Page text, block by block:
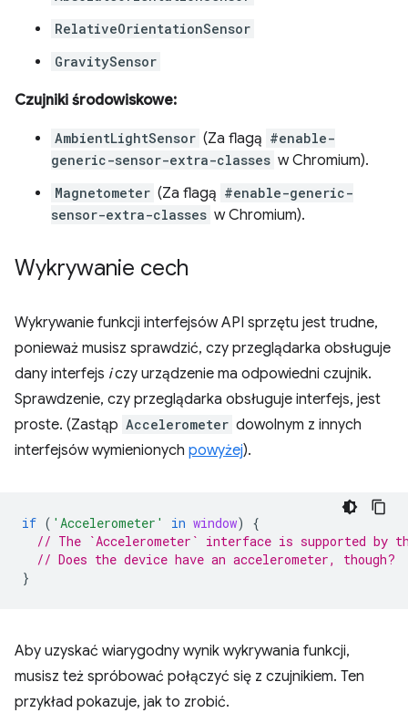
RelativeOrientationSensor
GravitySensor
Czujniki środowiskowe:
AmbientLightSensor (Za flagą #enable-
generic-sensor-extra-classes w Chromium).
Magnetometer (Za flagą #enable-generic-
sensor-extra-classes w Chromium).
Wykrywanie cech
Wykrywanie funkcji interfejsów API sprzętu jest trudne,
ponieważ musisz sprawdzić, czy przeglądarka obsługuje
dany interfejs iczy urządzenie ma odpowiedni czujnik.
Sprawdzenie, czy przeglądarka obsługuje interfejs, jest
proste. (Zastąp Accelerometer dowolnym z innych
interfejsów wymienionych powyżej).
if ( 'Accelerometer' in window)
{
// The `Accelerometer` interface is supported by
// Does the device have an accelerometer, though?
}
Aby uzyskać wiarygodny wynik wykrywania funkcji,
musisz też spróbować połączyć się z czujnikiem. Ten
przykład pokazuje, jak to zrobić.